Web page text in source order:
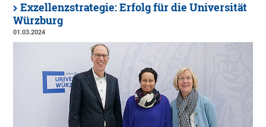
Exzellenzstrategie: Erfolg für die Universität
Würzburg
01.03.2024